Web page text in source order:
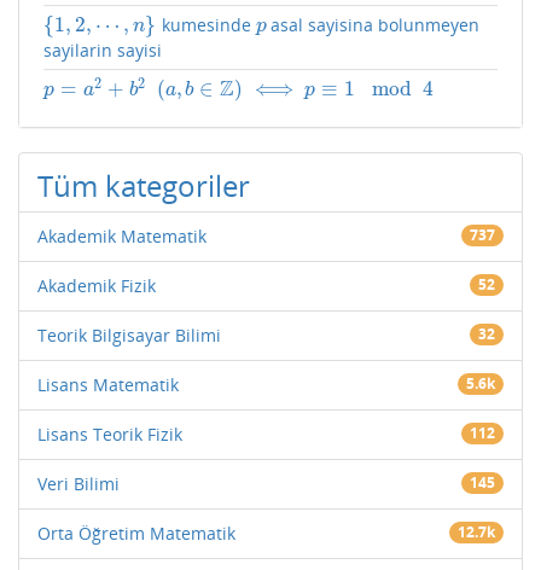
{1, 2, ⋯ , n}
{ 1,2 ⋯ n} kumesinde p
pasal sayisina bolunmeyen
sayilarin sayisi
p = a2 + b2 (a, b ∈ Z) ⟺ p ≡ 1 mod 4
p =a2 +b 2(a ,b∈ Z)⟺ p≡ 1mod4
Tüm kategoriler
Akademik Matematik 737
Akademik Fizik 52
Teorik Bilgisayar Bilimi 32
Lisans Matematik 5.6k
Lisans Teorik Fizik 112
Veri Bilimi 145
Orta Öğretim Matematik 12.7k